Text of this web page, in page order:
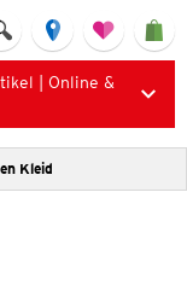
| Online &
Kleid